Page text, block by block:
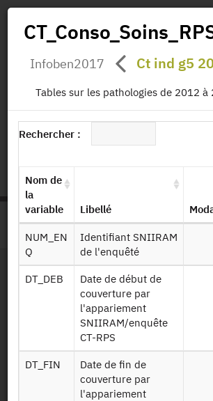
Missions
status.io
ACCUEIL > PAGE PRODUIT
Dessin de fichier
Identifiant persistant (DOI)
Retour à la source
Infoben2017 Ct ind g5
Tables sur les pathologies de 2012 à
Rechercher :
Nom de
la
variable
Libellé
NUM_EN
Q
Identifiant SNIIRAM
de l'enquêté
DT_DEB
Date de début de
couverture par
l'appariement
SNIIRAM/enquête
CT-RPS
DT_FIN
Date de fin de
couverture par
l'appariement